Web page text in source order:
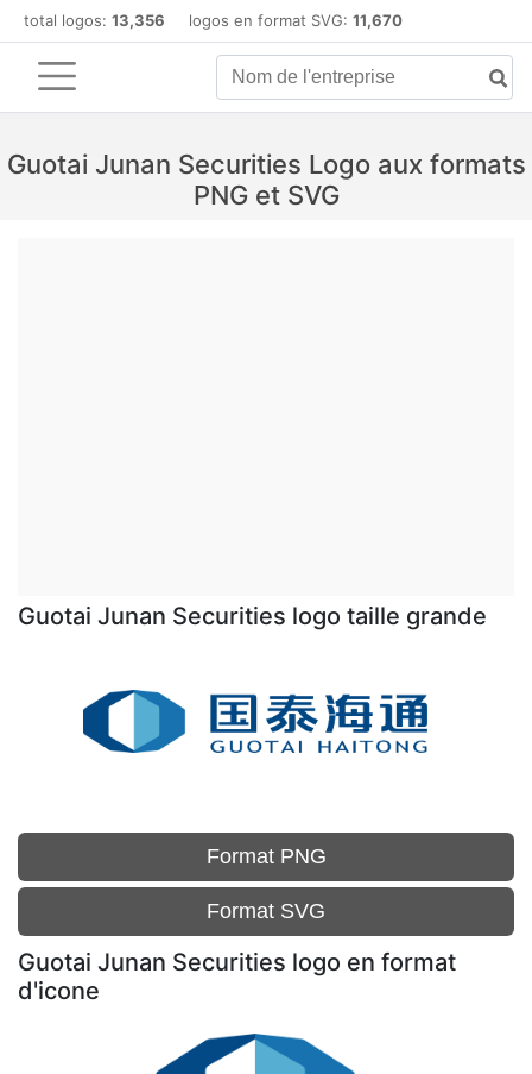
total logos: 13,356 logos en format SVG: 11,670
Guotai Junan Securities Logo aux formats
PNG et SVG
Guotai Junan Securities logo taille grande
Format PNG
Format SVG
Guotai Junan Securities logo en format
d'icone